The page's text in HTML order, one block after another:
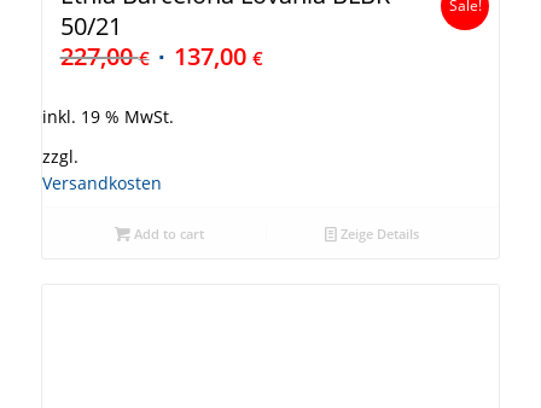
50/21
227,00€ 137,00 €
Sale!
inkl. 19 % MwSt.
zzgl.
Versandkosten
Add to cart Zeige Details